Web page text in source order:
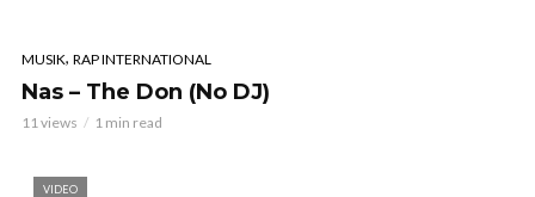
MUSIK, RAP INTERNATIONAL
Nas – The Don (No DJ)
11 views 1 min read
VIDEO